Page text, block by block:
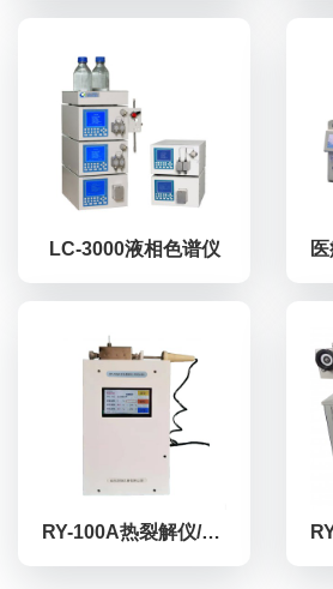
LC-3000液相色谱仪
RY-100A热裂解仪/程序进样器